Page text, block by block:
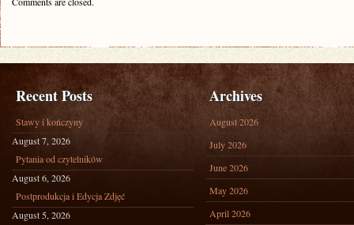
Recent Posts
Stawy i kończyny
August 7, 2026
Pytania od czytelników
August 6, 2026
Postprodukcja i Edycja Zdjęć
August 5, 2026
Archives
August 2026
July 2026
June 2026
May 2026
April 2026